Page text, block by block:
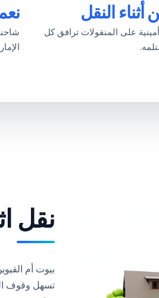
النقل
على المنقولات ترافق كل
نعمل
نقل
بيوت أم
تسهل وقوف